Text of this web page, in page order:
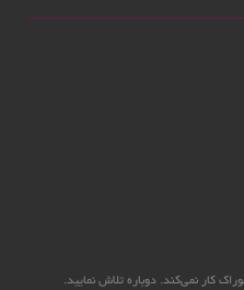
کار نمی‌کند. دوباره تلاش نمایید.